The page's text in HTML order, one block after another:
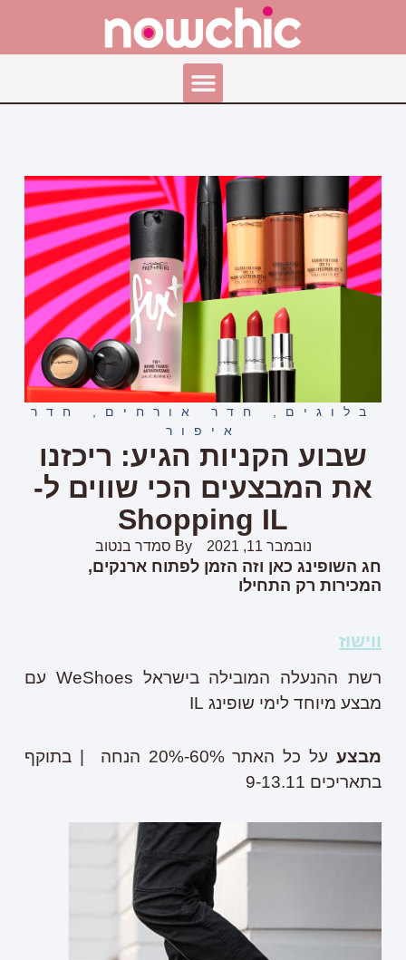
בלוגים חדר אורחים
חדר
איפור
שבוע הקניות הגיע: ריכזנו
את המבצעים הכי שווים ל-
Shopping IL
נובמבר 11, 2021 By סמדר בנטוב
חג השופינג כאן וזה הזמן לפתוח ארנקים,
המכירות רק התחילו
ווישוז
רשת ההנעלה המובילה בישראל WeShoes עם
מבצע מיוחד לימי שופינג IL
מבצע
על כל האתר 60%-20% הנחה | בתוקף
בתאריכים 9-13.11